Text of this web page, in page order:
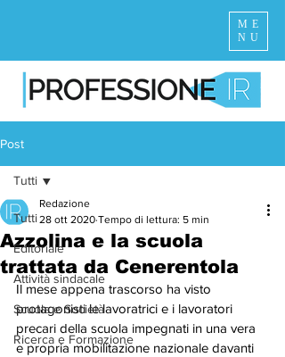
ME
NU
Post
Tutti
Editoriale
Attività sindacale
Scuola e Società
Ricerca e Formazione
Tutti
Azzolina e la scuola
trattata da Cenerentola
Redazione
28 ott 2020 Tempo di lettura: 5 min
Il mese appena trascorso ha visto
protagonisti le lavoratrici e i lavoratori
precari della scuola impegnati in una vera
e propria mobilitazione nazionale davanti